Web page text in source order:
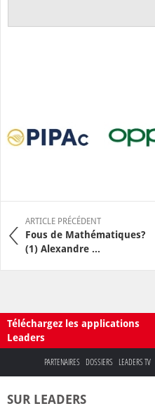
ARTICLE PRÉCÉDENT
Fous de Mathématiques?
(1) Alexandre ...
Téléchargez les applications
Leaders
PARTENAIRES DOSSIERS LEADERS TV
SUR LEADERS